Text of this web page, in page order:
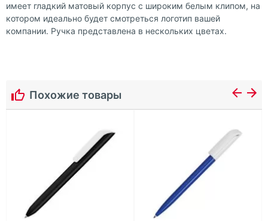
имеет гладкий матовый корпус с широким белым клипом, на
котором идеально будет смотреться логотип вашей
компании. Ручка представлена в нескольких цветах.
Похожие товары